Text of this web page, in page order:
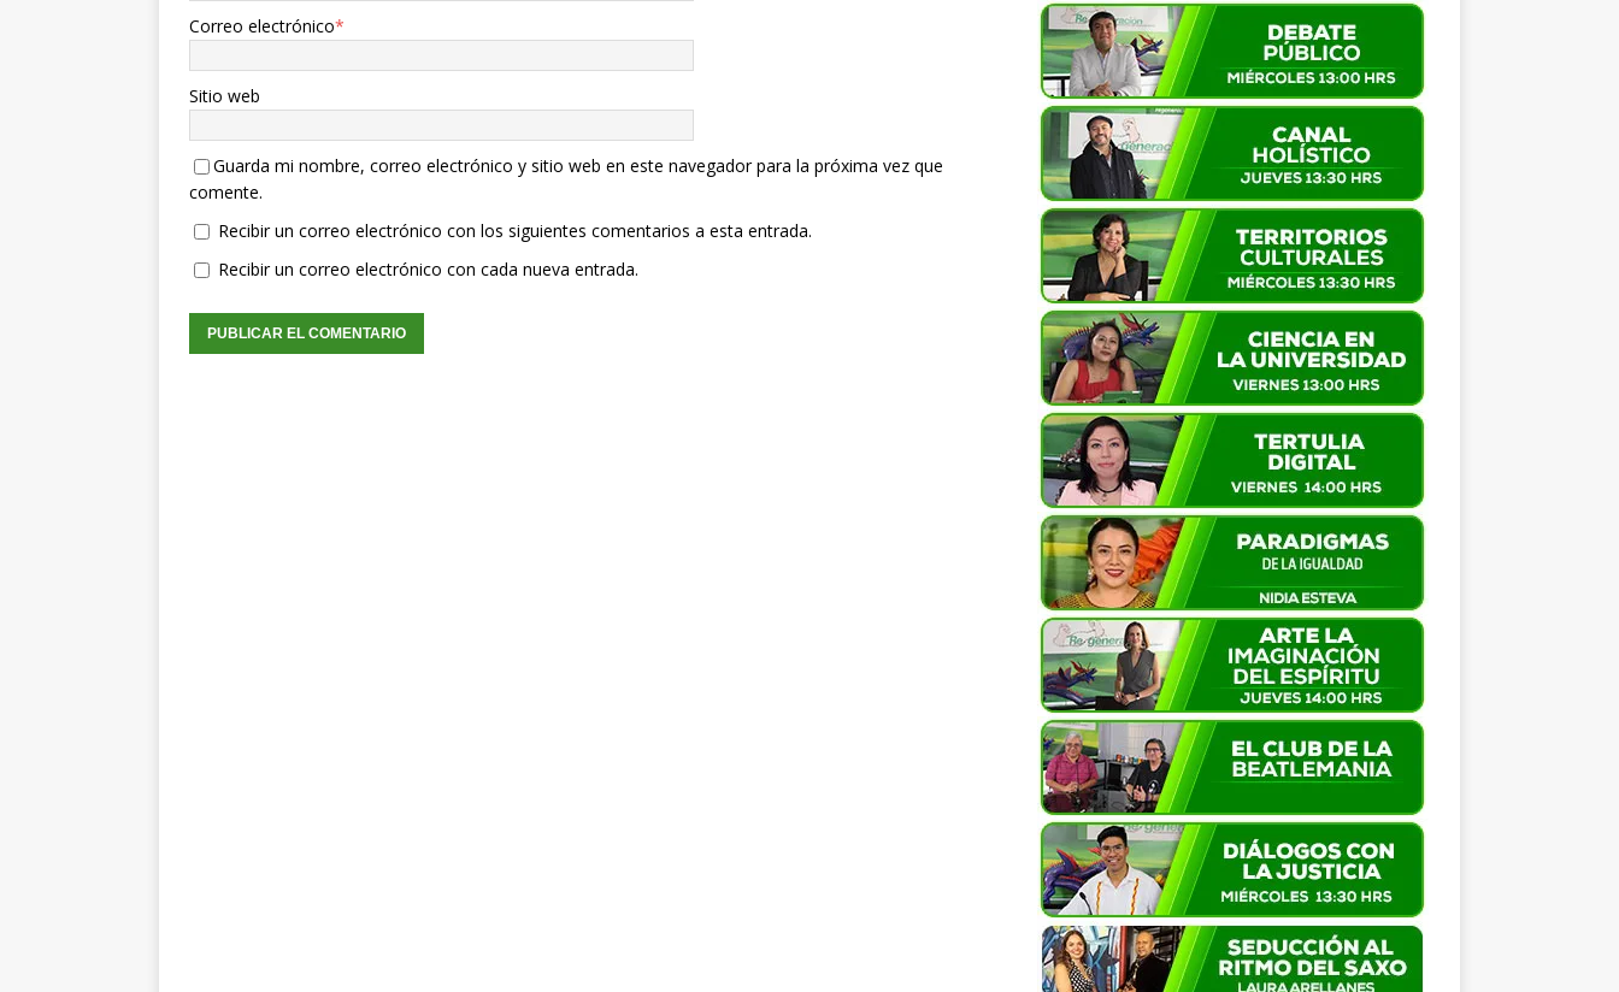
Correo electrónico*
Sitio web
Guarda mi nombre, correo electrónico y sitio web en este navegador para la próxima vez que
comente.
Recibir un correo electrónico con los siguientes comentarios a esta entrada.
Recibir un correo electrónico con cada nueva entrada.